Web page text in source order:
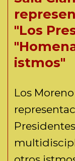
"Los
istmos"
Los